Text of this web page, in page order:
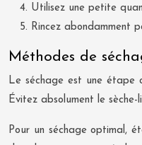
Utilisez une petite
Rincez abondamment
Méthodes de
Le séchage est une étape
Évitez absolument le
Pour un séchage optimal,